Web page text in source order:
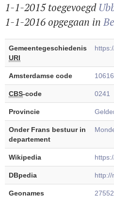
1-1-2015 toegevoegd
1-1-2016 opgegaan in
Gemeentegeschiedenis
URI
Amsterdamse code 10616
CBS-code 0241
Provincie
Onder Frans bestuur in
departement
Wikipedia
DBpedia http://
Geonames